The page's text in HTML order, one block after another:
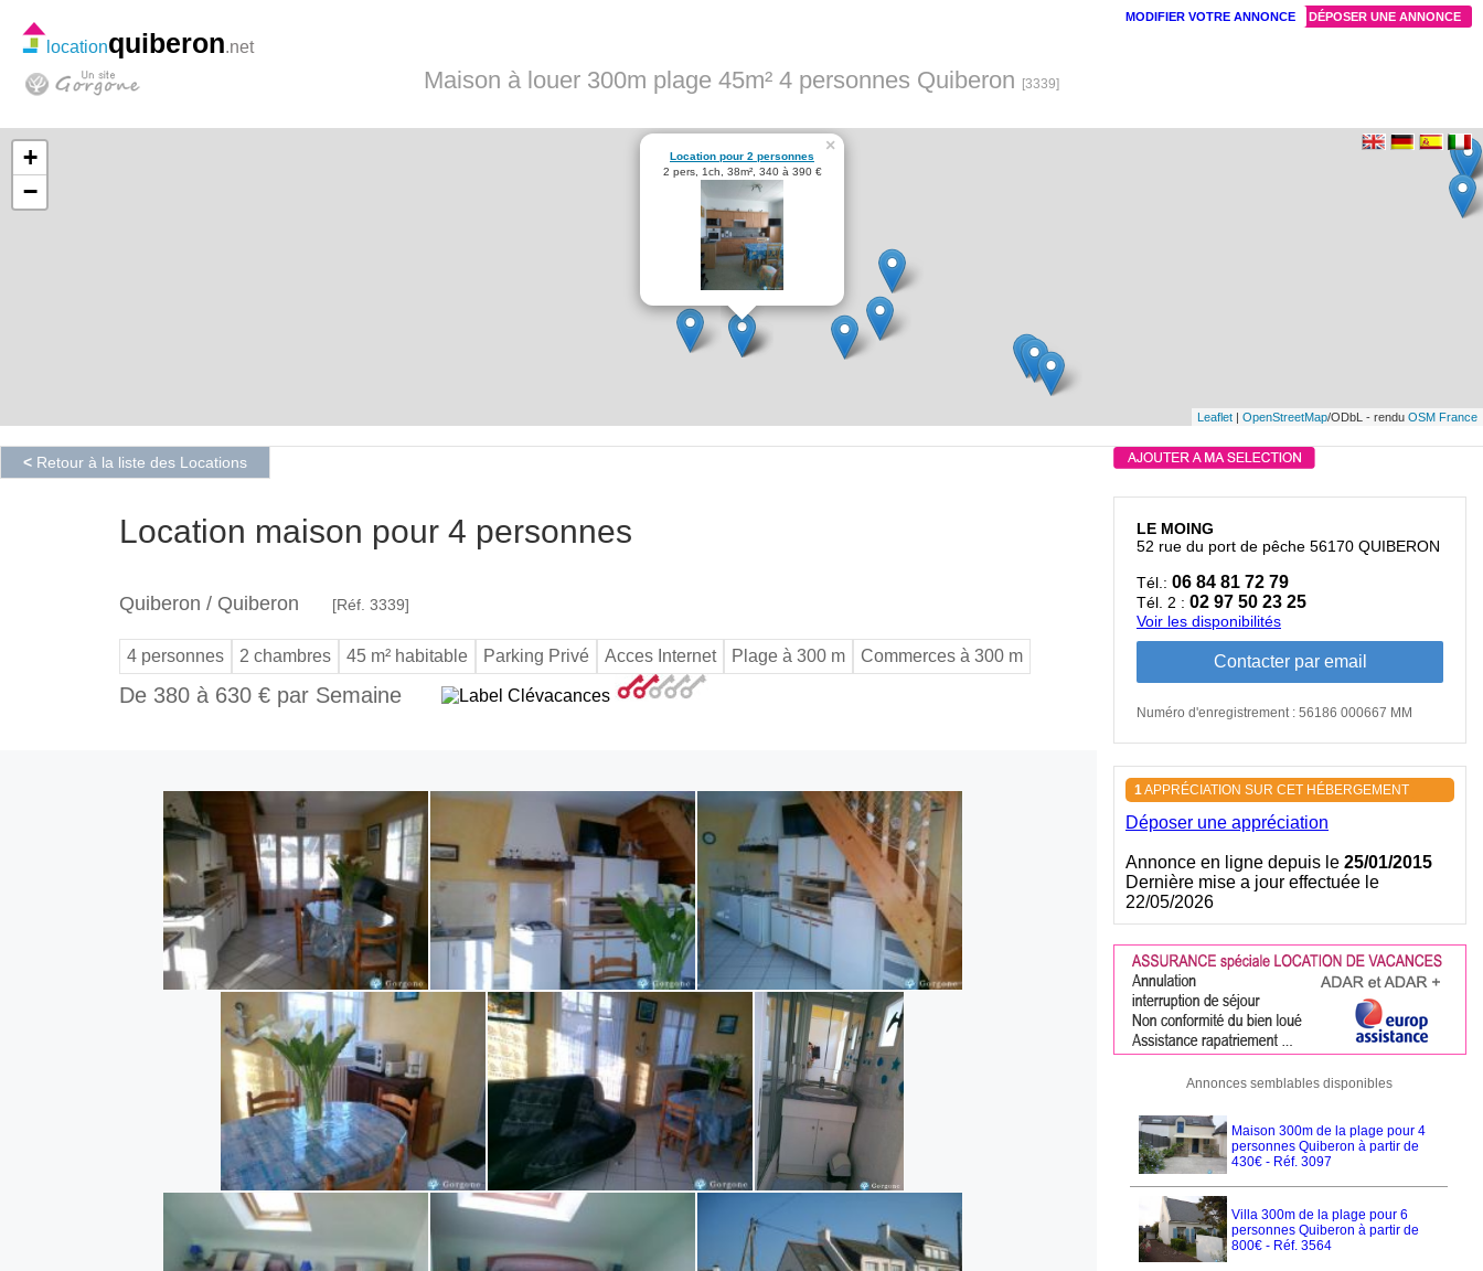
Maison à louer 300m plage 45m² 4 personnes Quiberon [3339]
locationquiberon.net
Location pour 2 personnes
2 pers, 1ch, 38m², 340 à 390 €
×
+
−
Leaflet | OpenStreetMap/ODbL - rendu OSM France
< Retour à la liste des Locations
Location maison pour 4 personnes
Quiberon / Quiberon [Réf. 3339]
4 personnes 2 chambres 45 m² habitable Parking Privé Acces Internet Plage à 300 m Commerces à 300 m
De 380 à 630 € par Semaine
LE MOING
52 rue du port de pêche 56170 QUIBERON
Tél.: 06 84 81 72 79
Tél. 2 : 02 97 50 23 25
Voir les disponibilités
Numéro d'enregistrement : 56186 000667 MM
1APPRÉCIATION SUR CET HÉBERGEMENT
Déposer une appréciation
Annonce en ligne depuis le 25/01/2015
Dernière mise a jour effectuée le
22/05/2026
Annonces semblables disponibles
Maison 300m de la plage pour 4
personnes Quiberon à partir de
430€ - Réf. 3097
Villa 300m de la plage pour 6
personnes Quiberon à partir de
800€ - Réf. 3564
DÉPOSER UNE ANNONCE
MODIFIER VOTRE ANNONCE